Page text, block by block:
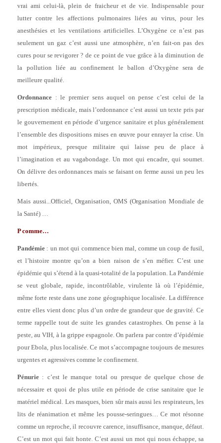
vrai ami celui-là, plein de fraicheur et de vie. Indispensable pour
lutter contre les affections pulmonaires liées au virus, pour les
anesthésies et les ventilations artificielles. L’Oxygène ce n’est pas
seulement un gaz c’est aussi une atmosphère, n’en fait-on pas des
cures pour se revigorer ? de ce point de vue grâce à la diminution de
la pollution liée au confinement le ballon d’Oxygène sera de
meilleure qualité.
Ordonnance : le premier sens auquel on pense c’est celui de la
prescription médicale, mais l’ordonnance c’est aussi un texte pris par
le gouvernement en période d’urgence sanitaire et plus généralement
l’ensemble des dispositions mises en œuvre pour enrayer la crise. Un
mot impérieux, presque militaire qui laisse peu de place à
l’imagination et au vagabondage. Un mot qui encadre, qui soumet.
On délivre des ordonnances mais se faisant on ferme aussi un peu les
libertés.
Mais aussi...Officiel, Organisation, OMS (Organisation Mondiale de
la Santé) …
P comme…
Pandémie : un mot qui commence bien mal, comme un coup de fusil,
et l’histoire montre qu’on a bien raison de s’en méfier. C’est une
épidémie qui s’étend à la quasi-totalité de la population. La Pandémie
se veut globale, rapide, incontrôlable, virulente là où l’épidémie,
même forte reste dans une zone géographique localisée. La différence
entre elles vient donc plus d’un ordre de grandeur que de gravité. Ce
terme rappelle tout de suite les grandes catastrophes. On pense à la
peste, au VIH, à la grippe espagnole. On parlera par contre d’épidémie
pour Ebola, plus localisée. Ce mot s’accompagne toujours de mesures
urgentes et agressives comme le confinement.
Pénurie : c’est le manque total ou presque de quelque chose de
nécessaire et quoi de plus utile en période de crise sanitaire que le
matériel médical. Les masques, bien sûr mais aussi les respirateurs, les
lits de réanimation et même les pousse-seringues… Ce mot résonne
comme un reproche, il recouvre carence, insuffisance, manque, défaut.
C’est un mot qui fait honte. C’est aussi un mot qui nous échappe, sa